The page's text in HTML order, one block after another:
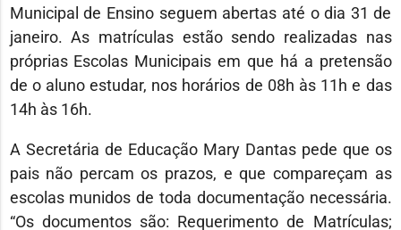
Municipal de Ensino seguem abertas até o dia 31 de
janeiro. As matrículas estão sendo realizadas nas
próprias Escolas Municipais em que há a pretensão
de o aluno estudar, nos horários de 08h às 11h e das
14h às 16h.
A Secretária de Educação Mary Dantas pede que os
pais não percam os prazos, e que compareçam as
escolas munidos de toda documentação necessária.
“Os documentos são: Requerimento de Matrículas;